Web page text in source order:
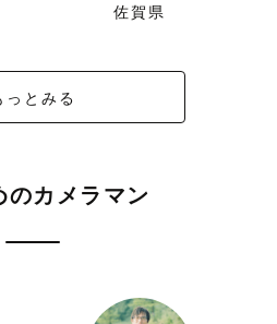
佐賀県
っとみる
のカメラマン